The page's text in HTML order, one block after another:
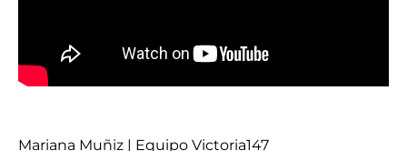
Mariana Muñiz | Equipo Victoria147